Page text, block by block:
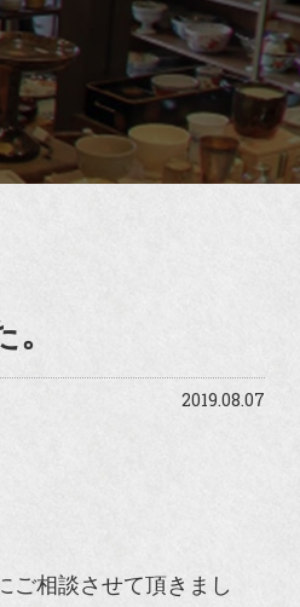
。
2019.08.07
ご相談させて頂きまし